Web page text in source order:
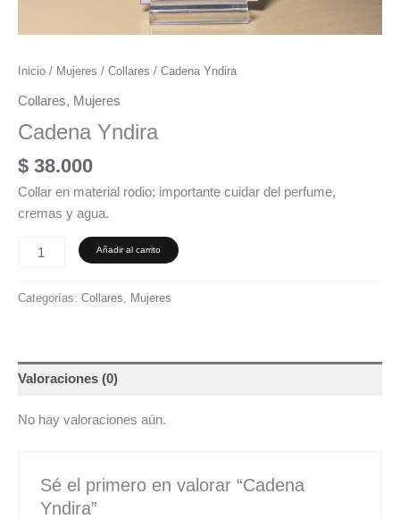
Inicio / Mujeres / Collares / Cadena Yndira
Collares, Mujeres
Cadena Yndira
$ 38.000
Collar en material rodio; importante cuidar del perfume,
cremas y agua.
Añadir al carrito
Categorías: Collares, Mujeres
Valoraciones (0)
No hay valoraciones aún.
Sé el primero en valorar “Cadena
Yndira”